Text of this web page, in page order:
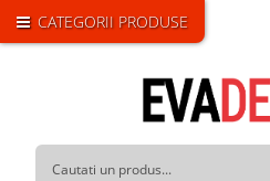
CATEGORII PRODUSE